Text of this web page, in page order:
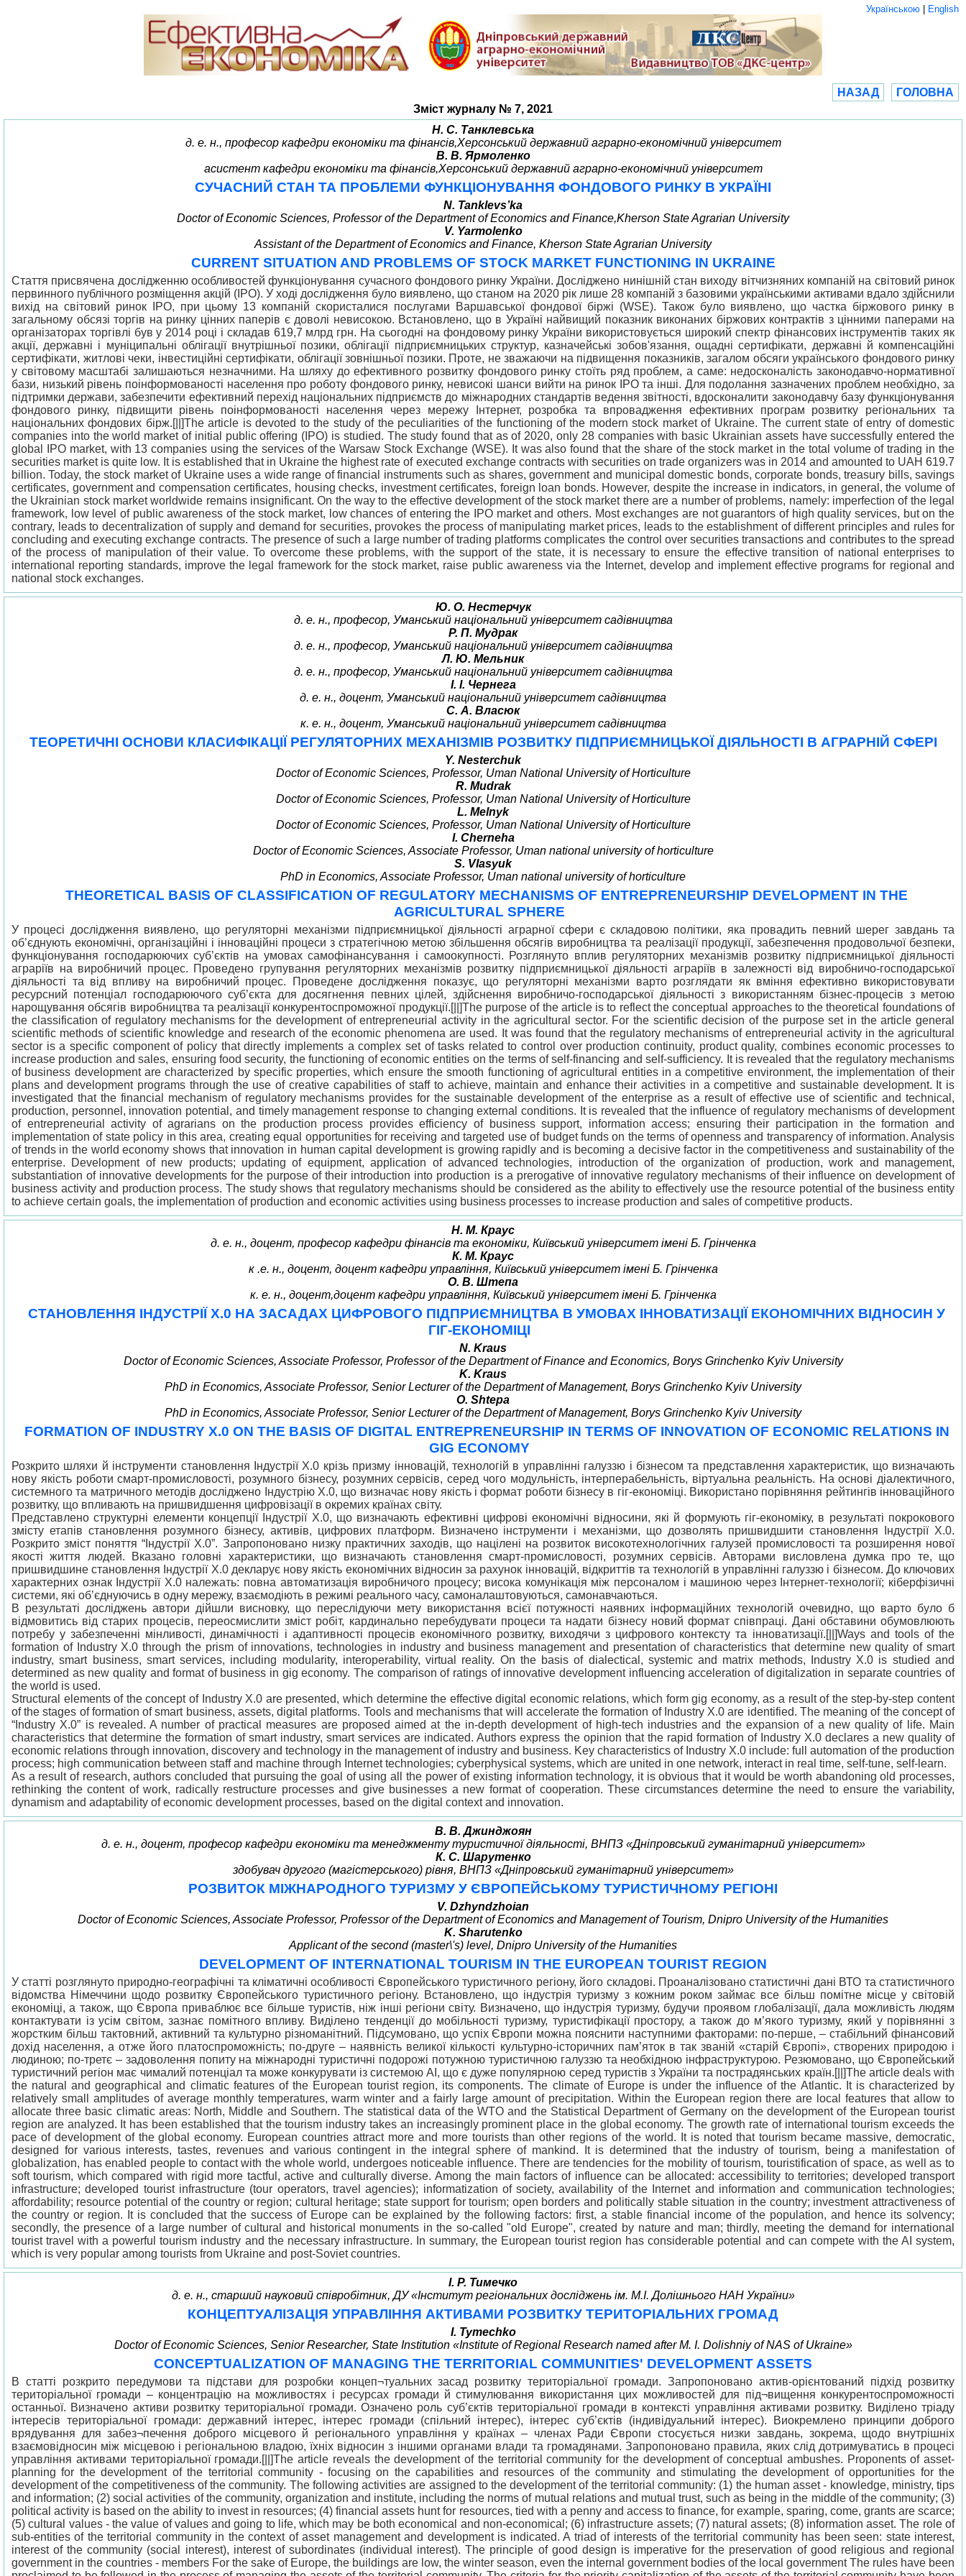
Українською English
НАЗАД
ГОЛОВНА
Зміст журналу № 7, 2021
Н. С. Танклевська
д. е. н., професор кафедри економіки та фінансів,Херсонський державний аграрно-економічний університет
В. В. Ярмоленко
асистент кафедри економіки та фінансів,Херсонський державний аграрно-економічний університет
СУЧАСНИЙ СТАН ТА ПРОБЛЕМИ ФУНКЦІОНУВАННЯ ФОНДОВОГО РИНКУ В УКРАЇНІ
N. Tanklevs’ka
Doctor of Economic Sciences, Professor of the Department of Economics and Finance,Kherson State Agrarian University
V. Yarmolenko
Assistant of the Department of Economics and Finance, Kherson State Agrarian University
CURRENT SITUATION AND PROBLEMS OF STOCK MARKET FUNCTIONING IN UKRAINE
Стаття присвячена дослідженню особливостей функціонування сучасного фондового ринку України. Досліджено нинішній стан виходу вітчизняних компаній на світовий ринок
первинного публічного розміщення акцій (IPO). У ході дослідження було виявлено, що станом на 2020 рік лише 28 компаній з базовими українськими активами вдало здійснили
вихід на світовий ринок ІРО, при цьому 13 компаній скористалися послугами Варшавської фондової біржі (WSE). Також було виявлено, що частка біржового ринку в
загальному обсязі торгів на ринку цінних паперів є доволі невисокою. Встановлено, що в Україні найвищий показник виконаних біржових контрактів з цінними паперами на
організаторах торгівлі був у 2014 році і складав 619,7 млрд грн. На сьогодні на фондовому ринку України використовується широкий спектр фінансових інструментів таких як
акції, державні і муніципальні облігації внутрішньої позики, облігації підприємницьких структур, казначейські зобов'язання, ощадні сертифікати, державні й компенсаційні
сертифікати, житлові чеки, інвестиційні сертифікати, облігації зовнішньої позики. Проте, не зважаючи на підвищення показників, загалом обсяги українського фондового ринку
у світовому масштабі залишаються незначними. На шляху до ефективного розвитку фондового ринку стоїть ряд проблем, а саме: недосконалість законодавчо-нормативної
бази, низький рівень поінформованості населення про роботу фондового ринку, невисокі шанси вийти на ринок ІРО та інші. Для подолання зазначених проблем необхідно, за
підтримки держави, забезпечити ефективний перехід національних підприємств до міжнародних стандартів ведення звітності, вдосконалити законодавчу базу функціонування
фондового ринку, підвищити рівень поінформованості населення через мережу Інтернет, розробка та впровадження ефективних програм розвитку регіональних та
національних фондових бірж.[||]The article is devoted to the study of the peculiarities of the functioning of the modern stock market of Ukraine. The current state of entry of domestic
companies into the world market of initial public offering (IPO) is studied. The study found that as of 2020, only 28 companies with basic Ukrainian assets have successfully entered the
global IPO market, with 13 companies using the services of the Warsaw Stock Exchange (WSE). It was also found that the share of the stock market in the total volume of trading in the
securities market is quite low. It is established that in Ukraine the highest rate of executed exchange contracts with securities on trade organizers was in 2014 and amounted to UAH 619.7
billion. Today, the stock market of Ukraine uses a wide range of financial instruments such as shares, government and municipal domestic bonds, corporate bonds, treasury bills, savings
certificates, government and compensation certificates, housing checks, investment certificates, foreign loan bonds. However, despite the increase in indicators, in general, the volume of
the Ukrainian stock market worldwide remains insignificant. On the way to the effective development of the stock market there are a number of problems, namely: imperfection of the legal
framework, low level of public awareness of the stock market, low chances of entering the IPO market and others. Most exchanges are not guarantors of high quality services, but on the
contrary, leads to decentralization of supply and demand for securities, provokes the process of manipulating market prices, leads to the establishment of different principles and rules for
concluding and executing exchange contracts. The presence of such a large number of trading platforms complicates the control over securities transactions and contributes to the spread
of the process of manipulation of their value. To overcome these problems, with the support of the state, it is necessary to ensure the effective transition of national enterprises to
international reporting standards, improve the legal framework for the stock market, raise public awareness via the Internet, develop and implement effective programs for regional and
national stock exchanges.
Ю. О. Нестерчук
д. е. н., професор, Уманський національний університет садівництва
Р. П. Мудрак
д. е. н., професор, Уманський національний університет садівництва
Л. Ю. Мельник
д. е. н., професор, Уманський національний університет садівництва
І. І. Чернега
д. е. н., доцент, Уманський національний університет садівництва
С. А. Власюк
к. е. н., доцент, Уманський національний університет садівництва
ТЕОРЕТИЧНІ ОСНОВИ КЛАСИФІКАЦІЇ РЕГУЛЯТОРНИХ МЕХАНІЗМІВ РОЗВИТКУ ПІДПРИЄМНИЦЬКОЇ ДІЯЛЬНОСТІ В АГРАРНІЙ СФЕРІ
Y. Nesterchuk
Doctor of Economic Sciences, Professor, Uman National University of Horticulture
R. Mudrak
Doctor of Economic Sciences, Professor, Uman National University of Horticulture
L. Melnyk
Doctor of Economic Sciences, Professor, Uman National University of Horticulture
I. Cherneha
Doctor of Economic Sciences, Associate Professor, Uman national university of horticulture
S. Vlasyuk
PhD in Economics, Associate Professor, Uman national university of horticulture
THEORETICAL BASIS OF CLASSIFICATION OF REGULATORY MECHANISMS OF ENTREPRENEURSHIP DEVELOPMENT IN THE
AGRICULTURAL SPHERE
У процесі дослідження виявлено, що регуляторні механізми підприємницької діяльності аграрної сфери є складовою політики, яка провадить певний шерег завдань та
об’єднують економічні, організаційні і інноваційні процеси з стратегічною метою збільшення обсягів виробництва та реалізації продукції, забезпечення продовольчої безпеки,
функціонування господарюючих суб’єктів на умовах самофінансування і самоокупності. Розглянуто вплив регуляторних механізмів розвитку підприємницької діяльності
аграріїв на виробничий процес. Проведено групування регуляторних механізмів розвитку підприємницької діяльності аграріїв в залежності від виробничо-господарської
діяльності та від впливу на виробничий процес. Проведене дослідження показує, що регуляторні механізми варто розглядати як вміння ефективно використовувати
ресурсний потенціал господарюючого суб’єкта для досягнення певних цілей, здійснення виробничо-господарської діяльності з використанням бізнес-процесів з метою
нарощування обсягів виробництва та реалізації конкурентоспроможної продукції.[||]The purpose of the article is to reflect the conceptual approaches to the theoretical foundations of
the classification of regulatory mechanisms for the development of entrepreneurial activity in the agricultural sector. For the scientific decision of the purpose set in the article general
scientific methods of scientific knowledge and research of the economic phenomena are used. It was found that the regulatory mechanisms of entrepreneurial activity in the agricultural
sector is a specific component of policy that directly implements a complex set of tasks related to control over production continuity, product quality, combines economic processes to
increase production and sales, ensuring food security, the functioning of economic entities on the terms of self-financing and self-sufficiency. It is revealed that the regulatory mechanisms
of business development are characterized by specific properties, which ensure the smooth functioning of agricultural entities in a competitive environment, the implementation of their
plans and development programs through the use of creative capabilities of staff to achieve, maintain and enhance their activities in a competitive and sustainable development. It is
investigated that the financial mechanism of regulatory mechanisms provides for the sustainable development of the enterprise as a result of effective use of scientific and technical,
production, personnel, innovation potential, and timely management response to changing external conditions. It is revealed that the influence of regulatory mechanisms of development
of entrepreneurial activity of agrarians on the production process provides efficiency of business support, information access; ensuring their participation in the formation and
implementation of state policy in this area, creating equal opportunities for receiving and targeted use of budget funds on the terms of openness and transparency of information. Analysis
of trends in the world economy shows that innovation in human capital development is growing rapidly and is becoming a decisive factor in the competitiveness and sustainability of the
enterprise. Development of new products; updating of equipment, application of advanced technologies, introduction of the organization of production, work and management,
substantiation of innovative developments for the purpose of their introduction into production is a prerogative of innovative regulatory mechanisms of their influence on development of
business activity and production process. The study shows that regulatory mechanisms should be considered as the ability to effectively use the resource potential of the business entity
to achieve certain goals, the implementation of production and economic activities using business processes to increase production and sales of competitive products.
Н. М. Краус
д. е. н., доцент, професор кафедри фінансів та економіки, Київський університет імені Б. Грінченка
К. М. Краус
к .е. н., доцент, доцент кафедри управління, Київський університет імені Б. Грінченка
О. В. Штепа
к. е. н., доцент,доцент кафедри управління, Київський університет імені Б. Грінченка
СТАНОВЛЕННЯ ІНДУСТРІЇ Х.0 НА ЗАСАДАХ ЦИФРОВОГО ПІДПРИЄМНИЦТВА В УМОВАХ ІННОВАТИЗАЦІЇ ЕКОНОМІЧНИХ ВІДНОСИН У
ГІГ-ЕКОНОМІЦІ
N. Kraus
Doctor of Economic Sciences, Associate Professor, Professor of the Department of Finance and Economics, Borys Grinchenko Kyiv University
K. Kraus
PhD in Economics, Associate Professor, Senior Lecturer of the Department of Management, Borys Grinchenko Kyiv University
O. Shtepa
PhD in Economics, Associate Professor, Senior Lecturer of the Department of Management, Borys Grinchenko Kyiv University
FORMATION OF INDUSTRY X.0 ON THE BASIS OF DIGITAL ENTREPRENEURSHIP IN TERMS OF INNOVATION OF ECONOMIC RELATIONS IN
GIG ECONOMY
Розкрито шляхи й інструменти становлення Індустрії Х.0 крізь призму інновацій, технологій в управлінні галуззю і бізнесом та представлення характеристик, що визначають
нову якість роботи смарт-промисловості, розумного бізнесу, розумних сервісів, серед чого модульність, інтерперабельність, віртуальна реальність. На основі діалектичного,
системного та матричного методів досліджено Індустрію Х.0, що визначає нову якість і формат роботи бізнесу в гіг-економіці. Використано порівняння рейтингів інноваційного
розвитку, що впливають на пришвидшення цифровізації в окремих країнах світу.
Представлено структурні елементи концепції Індустрії Х.0, що визначають ефективні цифрові економічні відносини, які й формують гіг-економіку, в результаті покрокового
змісту етапів становлення розумного бізнесу, активів, цифрових платформ. Визначено інструменти і механізми, що дозволять пришвидшити становлення Індустрії Х.0.
Розкрито зміст поняття “Індустрії Х.0”. Запропоновано низку практичних заходів, що націлені на розвиток високотехнологічних галузей промисловості та розширення нової
якості життя людей. Вказано головні характеристики, що визначають становлення смарт-промисловості, розумних сервісів. Авторами висловлена думка про те, що
пришвидшине становлення Індустрії Х.0 декларує нову якість економічних відносин за рахунок інновацій, відкриттів та технологій в управлінні галуззю і бізнесом. До ключових
характерних ознак Індустрії Х.0 належать: повна автоматизація виробничого процесу; висока комунікація між персоналом і машиною через Інтернет-технології; кіберфізичні
системи, які об’єднуючись в одну мережу, взаємодіють в режимі реального часу, самоналаштовуються, самонавчаються.
В результаті досліджень автори дійшли висновку, що переслідуючи мету використання всієї потужності наявних інформаційних технологій очевидно, що варто було б
відмовитись від старих процесів, переосмислити зміст робіт, кардинально перебудувати процеси та надати бізнесу новий формат співпраці. Дані обставини обумовлюють
потребу у забезпеченні мінливості, динамічності і адаптивності процесів економічного розвитку, виходячи з цифрового контексту та інноватизації.[||]Ways and tools of the
formation of Industry X.0 through the prism of innovations, technologies in industry and business management and presentation of characteristics that determine new quality of smart
industry, smart business, smart services, including modularity, interoperability, virtual reality. On the basis of dialectical, systemic and matrix methods, Industry X.0 is studied and
determined as new quality and format of business in gig economy. The comparison of ratings of innovative development influencing acceleration of digitalization in separate countries of
the world is used.
Structural elements of the concept of Industry X.0 are presented, which determine the effective digital economic relations, which form gig economy, as a result of the step-by-step content
of the stages of formation of smart business, assets, digital platforms. Tools and mechanisms that will accelerate the formation of Industry X.0 are identified. The meaning of the concept of
“Industry X.0” is revealed. A number of practical measures are proposed aimed at the in-depth development of high-tech industries and the expansion of a new quality of life. Main
characteristics that determine the formation of smart industry, smart services are indicated. Authors express the opinion that the rapid formation of Industry X.0 declares a new quality of
economic relations through innovation, discovery and technology in the management of industry and business. Key characteristics of Industry X.0 include: full automation of the production
process; high communication between staff and machine through Internet technologies; cyberphysical systems, which are united in one network, interact in real time, self-tune, self-learn.
As a result of research, authors concluded that pursuing the goal of using all the power of existing information technology, it is obvious that it would be worth abandoning old processes,
rethinking the content of work, radically restructure processes and give businesses a new format of cooperation. These circumstances determine the need to ensure the variability,
dynamism and adaptability of economic development processes, based on the digital context and innovation.
В. В. Джинджоян
д. е. н., доцент, професор кафедри економіки та менеджменту туристичної діяльності, ВНПЗ «Дніпровський гуманітарний університет»
К. С. Шарутенко
здобувач другого (магістерського) рівня, ВНПЗ «Дніпровський гуманітарний університет»
РОЗВИТОК МІЖНАРОДНОГО ТУРИЗМУ У ЄВРОПЕЙСЬКОМУ ТУРИСТИЧНОМУ РЕГІОНІ
V. Dzhyndzhoian
Doctor of Economic Sciences, Associate Professor, Professor of the Department of Economics and Management of Tourism, Dnipro University of the Humanities
K. Sharutenko
Applicant of the second (master\'s) level, Dnipro University of the Humanities
DEVELOPMENT OF INTERNATIONAL TOURISM IN THE EUROPEAN TOURIST REGION
У статті розглянуто природно-географічні та кліматичні особливості Європейського туристичного регіону, його складові. Проаналізовано статистичні дані ВТО та статистичного
відомства Німеччини щодо розвитку Європейського туристичного регіону. Встановлено, що індустрія туризму з кожним роком займає все більш помітне місце у світовій
економіці, а також, що Європа приваблює все більше туристів, ніж інші регіони світу. Визначено, що індустрія туризму, будучи проявом глобалізації, дала можливість людям
контактувати із усім світом, зазнає помітного впливу. Виділено тенденції до мобільності туризму, туристифікації простору, а також до м’якого туризму, який у порівнянні з
жорстким більш тактовний, активний та культурно різноманітний. Підсумовано, що успіх Європи можна пояснити наступними факторами: по-перше, – стабільний фінансовий
дохід населення, а отже його платоспроможність; по-друге – наявність великої кількості культурно-історичних пам’яток в так званій «старій Європі», створених природою і
людиною; по-третє – задоволення попиту на міжнародні туристичні подорожі потужною туристичною галуззю та необхідною інфраструктурою. Резюмовано, що Європейський
туристичний регіон має чималий потенціал та може конкурувати із системою AI, що є дуже популярною серед туристів з України та пострадянських країн.[||]The article deals with
the natural and geographical and climatic features of the European tourist region, its components. The climate of Europe is under the influence of the Atlantic. It is characterized by
relatively small amplitudes of average monthly temperatures, warm winter and a fairly large amount of precipitation. Within the European region there are local features that allow to
allocate three basic climatic areas: North, Middle and Southern. The statistical data of the WTO and the Statistical Department of Germany on the development of the European tourist
region are analyzed. It has been established that the tourism industry takes an increasingly prominent place in the global economy. The growth rate of international tourism exceeds the
pace of development of the global economy. European countries attract more and more tourists than other regions of the world. It is noted that tourism became massive, democratic,
designed for various interests, tastes, revenues and various contingent in the integral sphere of mankind. It is determined that the industry of tourism, being a manifestation of
globalization, has enabled people to contact with the whole world, undergoes noticeable influence. There are tendencies for the mobility of tourism, touristification of space, as well as to
soft tourism, which compared with rigid more tactful, active and culturally diverse. Among the main factors of influence can be allocated: accessibility to territories; developed transport
infrastructure; developed tourist infrastructure (tour operators, travel agencies); informatization of society, availability of the Internet and information and communication technologies;
affordability; resource potential of the country or region; cultural heritage; state support for tourism; open borders and politically stable situation in the country; investment attractiveness of
the country or region. It is concluded that the success of Europe can be explained by the following factors: first, a stable financial income of the population, and hence its solvency;
secondly, the presence of a large number of cultural and historical monuments in the so-called "old Europe", created by nature and man; thirdly, meeting the demand for international
tourist travel with a powerful tourism industry and the necessary infrastructure. In summary, the European tourist region has considerable potential and can compete with the AI system,
which is very popular among tourists from Ukraine and post-Soviet countries.
І. Р. Тимечко
д. е. н., старший науковий співробітник, ДУ «Інститут регіональних досліджень ім. М.І. Долішнього НАН України»
КОНЦЕПТУАЛІЗАЦІЯ УПРАВЛІННЯ АКТИВАМИ РОЗВИТКУ ТЕРИТОРІАЛЬНИХ ГРОМАД
I. Tymechko
Doctor of Economic Sciences, Senior Researcher, State Institution «Institute of Regional Research named after M. I. Dolishniy of NAS of Ukraine»
CONCEPTUALIZATION OF MANAGING THE TERRITORIAL COMMUNITIES' DEVELOPMENT ASSETS
В статті розкрито передумови та підстави для розробки концеп¬туальних засад розвитку територіальної громади. Запропоновано актив-орієнтований підхід розвитку
територіальної громади – концентрацію на можливостях і ресурсах громади й стимулювання використання цих можливостей для під¬вищення конкурентоспроможності
останньої. Визначено активи розвитку територіальної громади. Означено роль суб’єктів територіальної громади в контексті управління активами розвитку. Виділено тріаду
інтересів територіальної громади: державний інтерес, інтерес громади (спільний інтерес), інтерес суб’єктів (індивідуальний інтерес). Виокремлено принципи доброго
врядування для забез¬печення доброго місцевого й регіонального управління у країнах – членах Ради Європи стосується низки завдань, зокрема, щодо внутрішніх
взаємовідносин між місцевою і регіональною владою, їхніх відносин з іншими органами влади та громадянами. Запропоновано правила, яких слід дотримуватись в процесі
управління активами територіальної громади.[||]The article reveals the development of the territorial community for the development of conceptual ambushes. Proponents of asset-
planning for the development of the territorial community - focusing on the capabilities and resources of the community and stimulating the development of opportunities for the
development of the competitiveness of the community. The following activities are assigned to the development of the territorial community: (1) the human asset - knowledge, ministry, tips
and information; (2) social activities of the community, organization and institute, including the norms of mutual relations and mutual trust, such as being in the middle of the community; (3)
political activity is based on the ability to invest in resources; (4) financial assets hunt for resources, tied with a penny and access to finance, for example, sparing, come, grants are scarce;
(5) cultural values - the value of values and going to life, which may be both economical and non-economical; (6) infrastructure assets; (7) natural assets; (8) іnformation asset. The role of
sub-entities of the territorial community in the context of asset management and development is indicated. A triad of interests of the territorial community has been seen: state interest,
interest of the community (social interest), interest of subordinates (individual interest). The principle of good design is imperative for the preservation of good religious and regional
government in the countries - members For the sake of Europe, the buildings are low, the winter season, even the internal government bodies of the local government The rules have been